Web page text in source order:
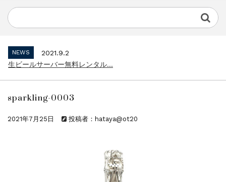
生ビールサーバー無料レンタル...
NEWS
2023.10.2
NEWS
2021.9.2
生ビールサーバー無料レンタル...
NEWS
2021.9.2
sparkling-0003
2021年7月25日 投稿者：hataya@ot20